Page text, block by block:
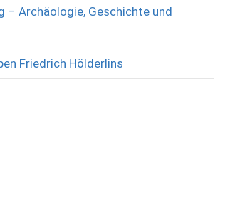
– Archäologie, Geschichte und
Friedrich Hölderlins